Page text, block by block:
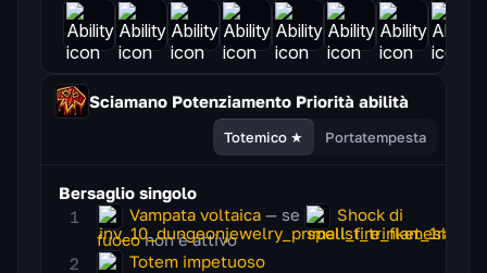
Sciamano Potenziamento Priorità abilità
Totemico ★ Portatempesta
Bersaglio singolo
Vampata voltaica — se
Shock di
fuoconon è attivo
Totem impetuoso